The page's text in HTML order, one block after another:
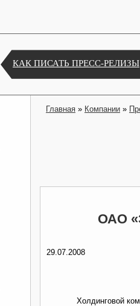
КАК ПИСАТЬ ПРЕСС-РЕЛИЗЫ
Главная » Компании »
ОАО
29.07.2008
Холдинговой